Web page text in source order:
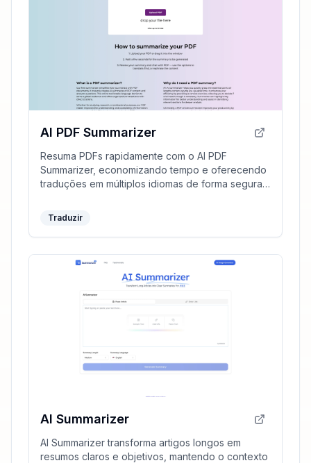
AI PDF Summarizer
Resuma PDFs rapidamente com o AI PDF
Summarizer, economizando tempo e oferecendo
traduções em múltiplos idiomas de forma segura
Traduzir
AI Summarizer
AI Summarizer transforma artigos longos em
resumos claros e objetivos, mantendo o contexto